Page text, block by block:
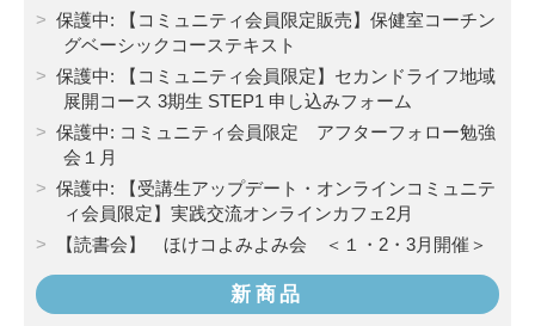
保護中: 【コミュニティ会員限定販売】保健室コーチン
グベーシックコーステキスト
保護中: 【コミュニティ会員限定】セカンドライフ地域
展開コース 3期生 STEP1 申し込みフォーム
保護中: コミュニティ会員限定 アフターフォロー勉強
会１月
保護中: 【受講生アップデート・オンラインコミュニテ
ィ会員限定】実践交流オンラインカフェ2月
【読書会】 ほけコよみよみ会 ＜１・2・3月開催＞
新商品